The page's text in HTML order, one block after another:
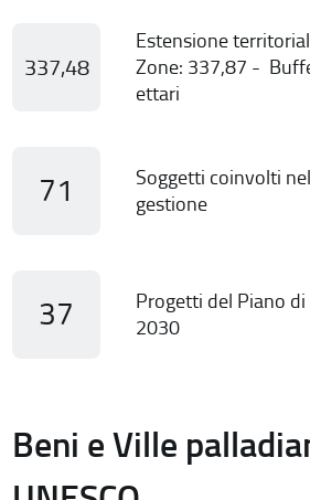
337,48
Estensione
Zone: 337,87 -
ettari
71
Soggetti coinvolti
gestione
37
Progetti del Piano
2030
Beni e Ville